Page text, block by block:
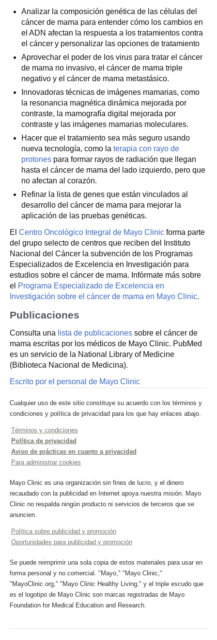
Analizar la composición genética de las células del
cáncer de mama para entender cómo los cambios en
el ADN afectan la respuesta a los tratamientos contra
el cáncer y personalizar las opciones de tratamiento
Aprovechar el poder de los virus para tratar el cáncer
de mama no invasivo, el cáncer de mama triple
negativo y el cáncer de mama metastásico.
Innovadoras técnicas de imágenes mamarias, como
la resonancia magnética dinámica mejorada por
contraste, la mamografía digital mejorada por
contraste y las imágenes mamarias moleculares.
Hacer que el tratamiento sea más seguro usando
nueva tecnología, como la terapia con rayo de
protones para formar rayos de radiación que llegan
hasta el cáncer de mama del lado izquierdo, pero que
no afectan al corazón.
Refinar la lista de genes que están vinculados al
desarrollo del cáncer de mama para mejorar la
aplicación de las pruebas genéticas.
El Centro Oncológico Integral de Mayo Clinic forma parte
del grupo selecto de centros que reciben del Instituto
Nacional del Cáncer la subvención de los Programas
Especializados de Excelencia en Investigación para
estudios sobre el cáncer de mama. Infórmate más sobre
el Programa Especializado de Excelencia en
Investigación sobre el cáncer de mama en Mayo Clinic.
Publicaciones
Consulta una lista de publicaciones sobre el cáncer de
mama escritas por los médicos de Mayo Clinic. PubMed
es un servicio de la National Library of Medicine
(Biblioteca Nacional de Medicina).
Escrito por el personal de Mayo Clinic
Cualquier uso de este sitio constituye su acuerdo con los términos y
condiciones y política de privacidad para los que hay enlaces abajo.
Términos y condiciones
Política de privacidad
Aviso de prácticas en cuanto a privacidad
Para administrar cookies
Mayo Clinic es una organización sin fines de lucro, y el dinero
recaudado con la publicidad en Internet apoya nuestra misión. Mayo
Clinic no respalda ningún producto ni servicios de terceros que se
anuncien.
Política sobre publicidad y promoción
Oportunidades para publicidad y promoción
Se puede reimprimir una sola copia de estos materiales para usar en
forma personal y no comercial. "Mayo," "Mayo Clinic,"
"MayoClinic.org," "Mayo Clinic Healthy Living," y el triple escudo que
es el logotipo de Mayo Clinic son marcas registradas de Mayo
Foundation for Medical Education and Research.